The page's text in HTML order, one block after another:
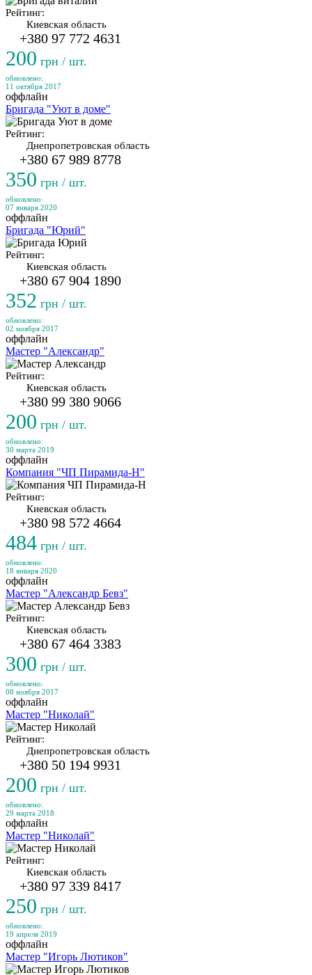
Рейтинг:
Киевская область
+380 97 772 4631
200 грн / шт.
обновлено:
11 октября 2017
оффлайн
Бригада "Уют в доме"
Рейтинг:
Днепропетровская область
+380 67 989 8778
350 грн / шт.
обновлено:
07 января 2020
оффлайн
Бригада "Юрий"
Рейтинг:
Киевская область
+380 67 904 1890
352 грн / шт.
обновлено:
02 ноября 2017
оффлайн
Мастер "Александр"
Рейтинг:
Киевская область
+380 99 380 9066
200 грн / шт.
обновлено:
30 марта 2019
оффлайн
Компания "ЧП Пирамида-Н"
Рейтинг:
Киевская область
+380 98 572 4664
484 грн / шт.
обновлено:
18 января 2020
оффлайн
Мастер "Александр Бевз"
Рейтинг:
Киевская область
+380 67 464 3383
300 грн / шт.
обновлено:
08 ноября 2017
оффлайн
Мастер "Николай"
Рейтинг:
Днепропетровская область
+380 50 194 9931
200 грн / шт.
обновлено:
29 марта 2018
оффлайн
Мастер "Николай"
Рейтинг:
Киевская область
+380 97 339 8417
250 грн / шт.
обновлено:
19 апреля 2019
оффлайн
Мастер "Игорь Лютиков"